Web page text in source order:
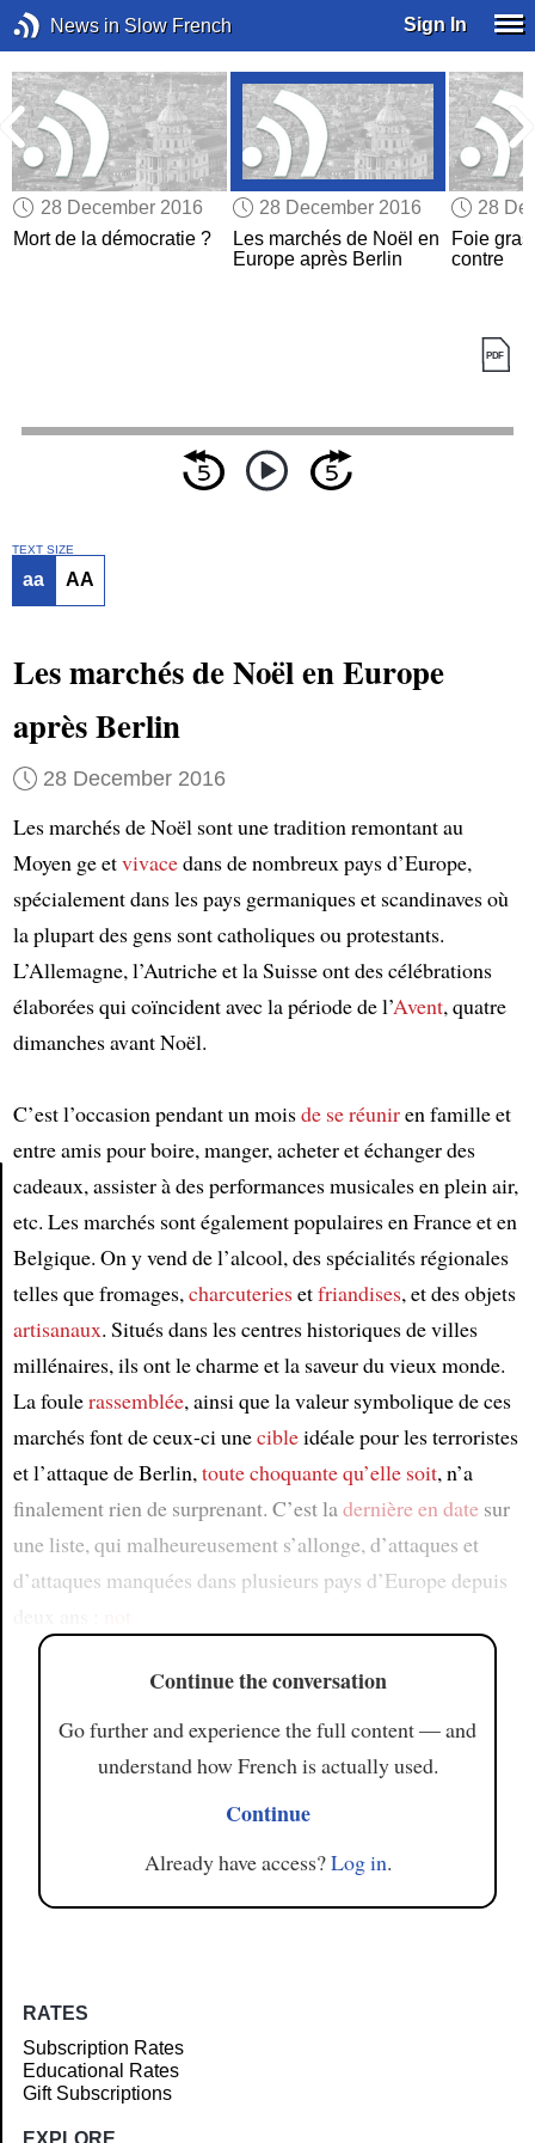
News in Slow French Sign In
28 December 2016
Mort de la démocratie ?
28 December 2016
Les marchés de Noël en
Europe après Berlin
28
Foie
contre
Article
TEXT SIZE
aa AA
Les marchés de Noël en Europe
après Berlin
28 December 2016
Les marchés de Noël sont une tradition remontant au
Moyen ge etvivacedans de nombreux pays d’Europe,
spécialement dans les pays germaniques et scandinaves où
la plupart des gens sont catholiques ou protestants.
L’Allemagne, l’Autriche et la Suisse ont des célébrations
élaborées qui coïncident avec la période de l’Avent, quatre
dimanches avant Noël.
C’est l’occasion pendant un moisde se réuniren famille et
entre amis pour boire, manger, acheter et échanger des
cadeaux, assister à des performances musicales en plein air,
etc. Les marchés sont également populaires en France et en
Belgique. On y vend de l’alcool, des spécialités régionales
telles que fromages,charcuteriesetfriandises, et des objets
artisanaux. Situés dans les centres historiques de villes
millénaires, ils ont le charme et la saveur du vieux monde.
La foulerassemblée, ainsi que la valeur symbolique de ces
marchés font de ceux-ci unecibleidéale pour les terroristes
et l’attaque de Berlin,toute choquante qu’elle soit, n’a
finalement rien de surprenant. C’est ladernière en datesur
une liste, qui malheureusement s’allonge, d’attaques et
d’attaques manquées dans plusieurs pays d’Europe depuis
Continue the conversation
Go further and experience the full content — and
understand how French is actually used.
Continue
Already have access?Log in.
RATES
Subscription Rates
Educational Rates
Gift Subscriptions
EXPLORE